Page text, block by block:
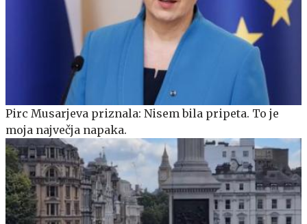
Pirc Musarjeva priznala: Nisem bila pripeta. To je
moja največja napaka.